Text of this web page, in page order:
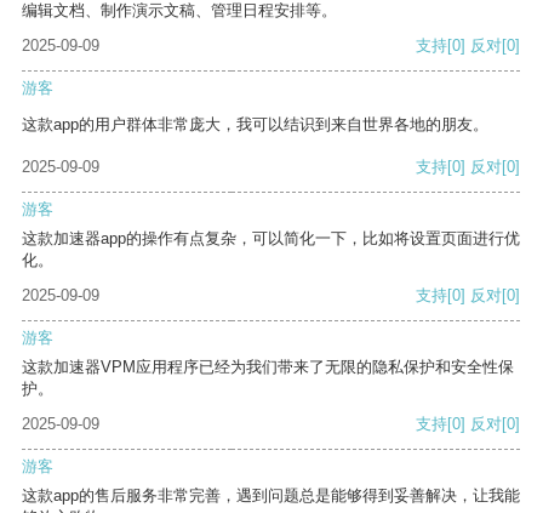
编辑文档、制作演示文稿、管理日程安排等。
2025-09-09
支持[0] 反对[0]
游客
这款app的用户群体非常庞大，我可以结识到来自世界各地的朋友。
2025-09-09 支持[0] 反对[0]
游客
这款加速器app的操作有点复杂，可以简化一下，比如将设置页面进行优
化。
2025-09-09
支持[0] 反对[0]
游客
这款加速器VPM应用程序已经为我们带来了无限的隐私保护和安全性保
护。
2025-09-09
支持[0] 反对[0]
游客
这款app的售后服务非常完善，遇到问题总是能够得到妥善解决，让我能